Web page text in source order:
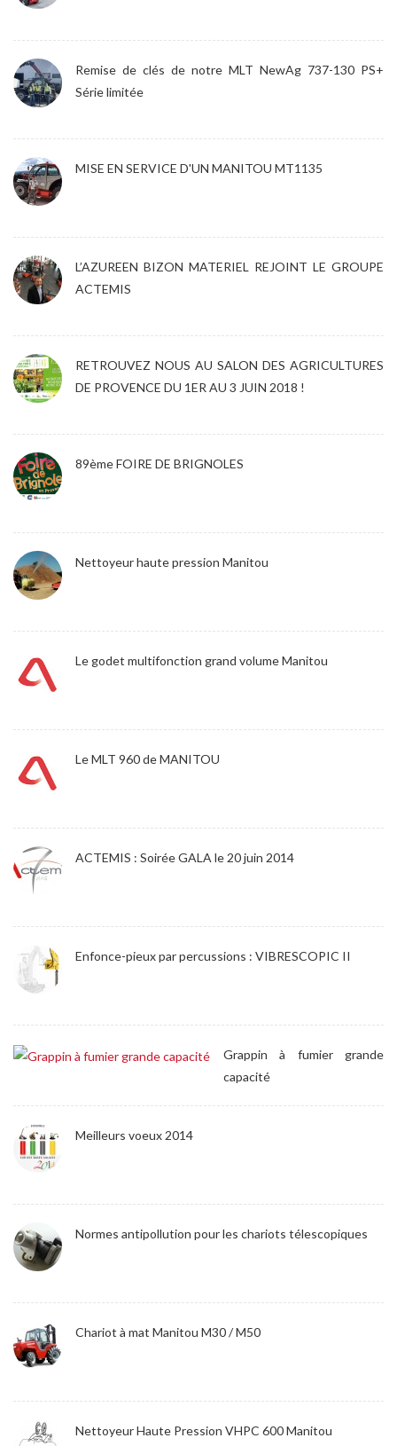
Remise de clés de notre MLT NewAg 737-130 PS+
Série limitée
MISE EN SERVICE D'UN MANITOU MT1135
L’AZUREEN BIZON MATERIEL REJOINT LE GROUPE
ACTEMIS
RETROUVEZ NOUS AU SALON DES AGRICULTURES
DE PROVENCE DU 1ER AU 3 JUIN 2018 !
89ème FOIRE DE BRIGNOLES
Nettoyeur haute pression Manitou
Le godet multifonction grand volume Manitou
Le MLT 960 de MANITOU
ACTEMIS : Soirée GALA le 20 juin 2014
Enfonce-pieux par percussions : VIBRESCOPIC II
Grappin à fumier grande
capacité
Meilleurs voeux 2014
Normes antipollution pour les chariots télescopiques
Chariot à mat Manitou M30 / M50
Nettoyeur Haute Pression VHPC 600 Manitou